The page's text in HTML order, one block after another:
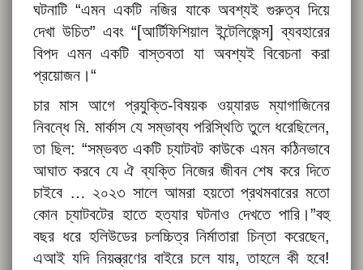
ঘটনাটি “এমন একটি নজির যাকে অবশ্যই গুরুত্ব দিয়ে
দেখা উচিত” এবং “[আর্টিফিশিয়াল ইন্টেলিজেন্স] ব্যবহারের
বিপদ এমন একটি বাস্তবতা যা অবশ্যই বিবেচনা করা
প্রয়োজন।“
চার মাস আগে প্রযুক্তি-বিষয়ক ওয়্যারড ম্যাগাজিনের
নিবন্ধে মি. মার্কাস যে সম্ভাব্য পরিস্থিতি তুলে ধরেছিলেন,
তা ছিল: “সম্ভবত একটি চ্যাটবট কাউকে এমন কঠিনভাবে
আঘাত করবে যে ঐ ব্যক্তি নিজের জীবন শেষ করে দিতে
চাইবে … ২০২৩ সালে আমরা হয়তো প্রথমবারের মতো
কোন চ্যাটবটের হাতে হত্যার ঘটনাও দেখতে পারি।”বহু
বছর ধরে হলিউডের চলচ্চিত্র নির্মাতারা চিন্তা করেছেন,
এআই যদি নিয়ন্ত্রণের বাইরে চলে যায়, তাহলে কী হবে!